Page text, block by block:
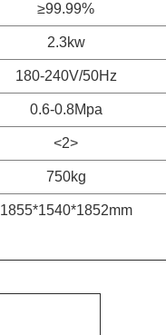
≥99.99%
2.3kw
180-240V/50Hz
0.6-0.8Mpa
<2>
750kg
1855*1540*1852mm